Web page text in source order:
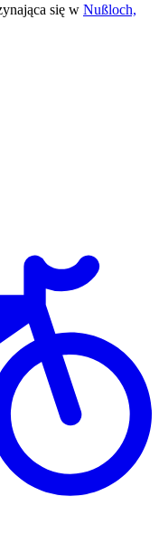
się w Nußloch,